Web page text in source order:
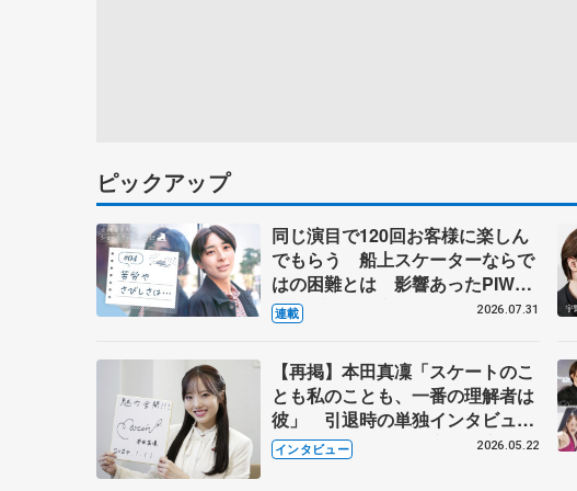
ピックアップ
同じ演目で120回お客様に楽しん
でもらう 船上スケーターならで
はの困難とは 影響あったPIW前
キャプテン松永さんの存在
連載 2026.07.31
【再掲】本田真凜「スケートのこ
とも私のことも、一番の理解者は
彼」 引退時の単独インタビュー
で語った競技人生や家族、恋人、
これからの夢…
インタビュー 2026.05.22